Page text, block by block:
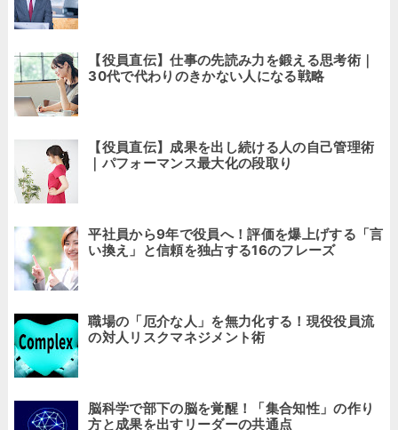
【役員直伝】仕事の先読み力を鍛える思考術｜
30代で代わりのきかない人になる戦略
【役員直伝】成果を出し続ける人の自己管理術
｜パフォーマンス最大化の段取り
平社員から9年で役員へ！評価を爆上げする「言
い換え」と信頼を独占する16のフレーズ
職場の「厄介な人」を無力化する！現役役員流
の対人リスクマネジメント術
脳科学で部下の脳を覚醒！「集合知性」の作り
方と成果を出すリーダーの共通点